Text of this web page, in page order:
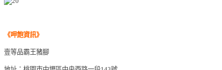
《呷飽資訊》
壹等品霸王豬腳